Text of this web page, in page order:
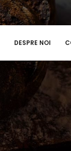
DESPRE NOI